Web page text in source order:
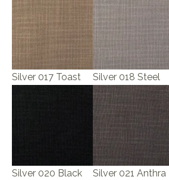
Silver 017 Toast Silver 018 Steel
Silver 020 Black Silver 021 Anthra